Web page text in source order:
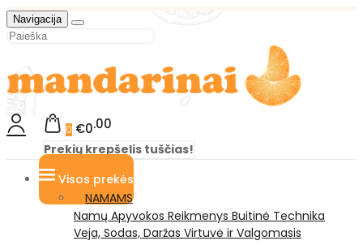
Navigacija
0 €0 00
Prekių krepšelis tuščias!
Visos prekės
NAMAMS
Namų Apyvokos Reikmenys Buitinė Technika
Veja, Sodas, Daržas Virtuvė ir Valgomasis